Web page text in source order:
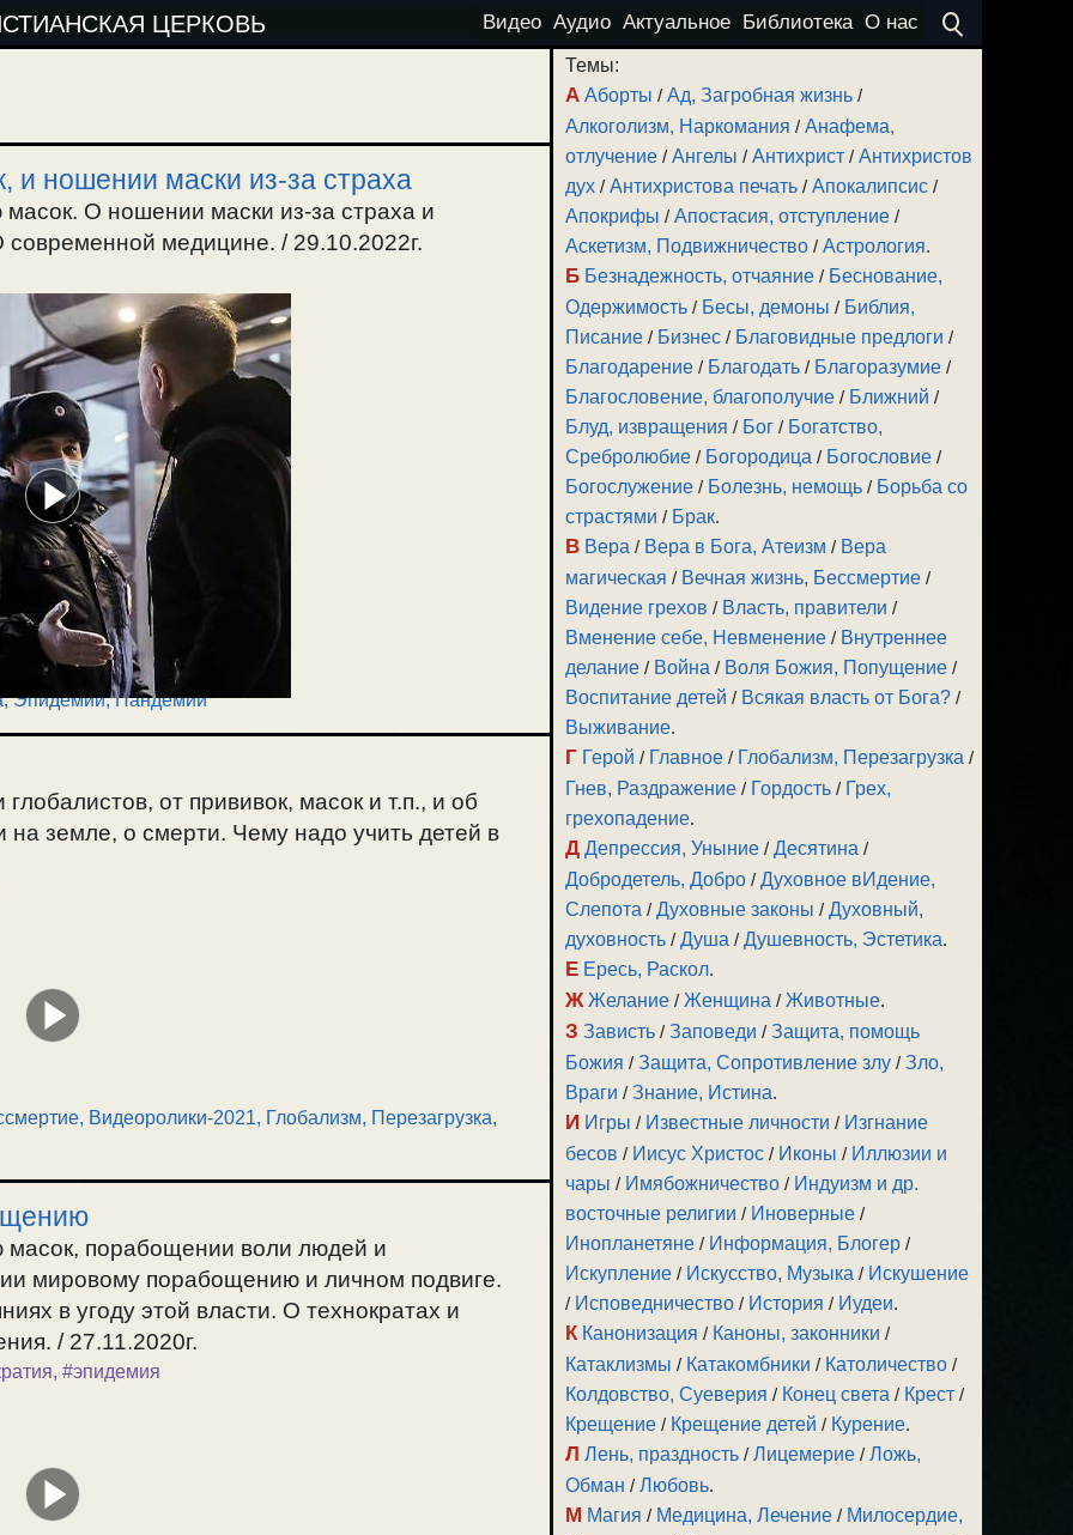
ЦЕРКОВЬ Видео Аудио Актуальное Библиотека О нас
и ношении маски из-за страха
О ношении маски из-за страха и
медицине. / 29.10.2022г.
,Эпидемии, Пандемии
от прививок, масок и т.п., и об
земле, о смерти. Чему надо учить детей в
, Видеоролики-2021, Глобализм, Перезагрузка,
порабощении воли людей и
мировому порабощению и личном подвиге.
в угоду этой власти. О технократах и
/ 27.11.2020г.
, #эпидемия
Темы:
А Аборты /Ад, Загробная жизнь /
Алкоголизм, Наркомания /Анафема,
отлучение /Ангелы /Антихрист /Антихристов
дух /Антихристова печать /Апокалипсис /
Апокрифы /Апостасия, отступление /
Аскетизм, Подвижничество /Астрология.
Б Безнадежность, отчаяние / Беснование,
Одержимость / Бесы, демоны / Библия,
Писание / Бизнес / Благовидные предлоги /
Благодарение / Благодать / Благоразумие /
Благословение, благополучие / Ближний /
Блуд, извращения / Бог / Богатство,
Сребролюбие / Богородица / Богословие /
Богослужение / Болезнь, немощь / Борьба со
страстями / Брак.
В Вера / Вера в Бога, Атеизм / Вера
магическая / Вечная жизнь, Бессмертие /
Видение грехов / Власть, правители /
Вменение себе, Невменение / Внутреннее
делание / Война / Воля Божия, Попущение /
Воспитание детей / Всякая власть от Бога? /
Выживание.
Г Герой / Главное / Глобализм, Перезагрузка /
Гнев, Раздражение / Гордость / Грех,
грехопадение.
Д Депрессия, Уныние /Десятина /
Добродетель, Добро /Духовное вИдение,
Слепота /Духовные законы /Духовный,
духовность /Душа /Душевность, Эстетика.
Е Ересь, Раскол.
Ж Желание /Женщина /Животные.
З Зависть /Заповеди /Защита, помощь
Божия /Защита, Сопротивление злу /Зло,
Враги /Знание, Истина.
И Игры / Известные личности / Изгнание
бесов / Иисус Христос / Иконы / Иллюзии и
чары / Имябожничество / Индуизм и др.
восточные религии / Иноверные /
Инопланетяне / Информация, Блогер /
Искупление / Искусство, Музыка / Искушение
/ Исповедничество / История / Иудеи.
К Канонизация / Каноны, законники /
Катаклизмы / Катакомбники / Католичество /
Колдовство, Суеверия / Конец света / Крест /
Крещение / Крещение детей / Курение.
Л Лень, праздность /Лицемерие /Ложь,
Обман /Любовь.
М Магия / Медицина, Лечение / Милосердие,